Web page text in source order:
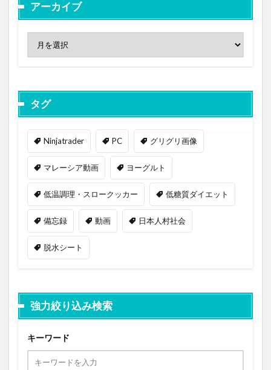
アーカイブ
タグ
Ninjatrader PC グリグリ画像
マレーシア動画 ヨーグルト
低温調理・スロークッカー 低糖質ダイエット
備忘録 動画 日本人村社会
脱水シート
強力絞り込み検索
キーワード